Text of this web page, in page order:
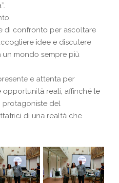
di confronto per ascoltare
idee e discutere
un mondo sempre più
e attenta per
reali, affinché le
protagoniste del
di una realtà che